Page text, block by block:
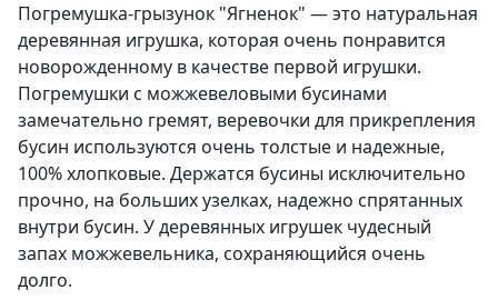
Погремушка-грызунок "Ягненок" — это натуральная
деревянная игрушка, которая очень понравится
новорожденному в качестве первой игрушки.
Погремушки с можжевеловыми бусинами
замечательно гремят, веревочки для прикрепления
бусин используются очень толстые и надежные,
100% хлопковые. Держатся бусины исключительно
прочно, на больших узелках, надежно спрятанных
внутри бусин. У деревянных игрушек чудесный
запах можжевельника, сохраняющийся очень
долго.